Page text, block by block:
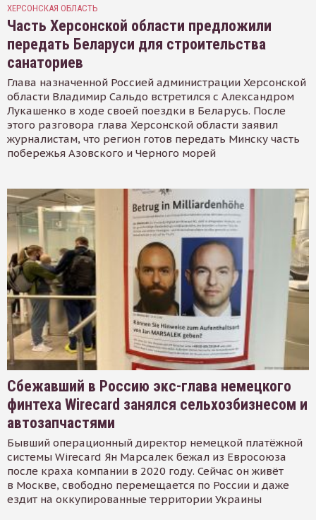
ХЕРСОНСКАЯ ОБЛАСТЬ
Часть Херсонской области предложили
передать Беларуси для строительства
санаториев
Глава назначенной Россией администрации Херсонской
области Владимир Сальдо встретился с Александром
Лукашенко в ходе своей поездки в Беларусь. После
этого разговора глава Херсонской области заявил
журналистам, что регион готов передать Минску часть
побережья Азовского и Черного морей
Сбежавший в Россию экс-глава немецкого
финтеха Wirecard занялся сельхозбизнесом и
автозапчастями
Бывший операционный директор немецкой платёжной
системы Wirecard Ян Марсалек бежал из Евросоюза
после краха компании в 2020 году. Сейчас он живёт
в Москве, свободно перемещается по России и даже
ездит на оккупированные территории Украины